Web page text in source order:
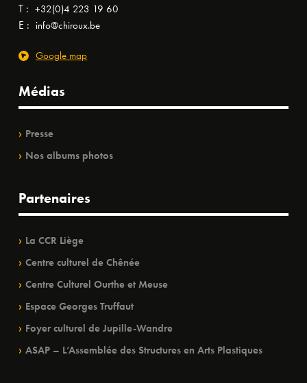
T : +32(0)4 223 19 60
E : info@chiroux.be
Google map
Médias
Presse
Nos albums photos
Partenaires
La CCR Liège
Centre culturel de Chênée
Centre Culturel Ourthe et Meuse
Espace Georges Truffaut
Foyer culturel de Jupille-Wandre
ASAP – L’Assemblée des Structures en Arts Plastiques